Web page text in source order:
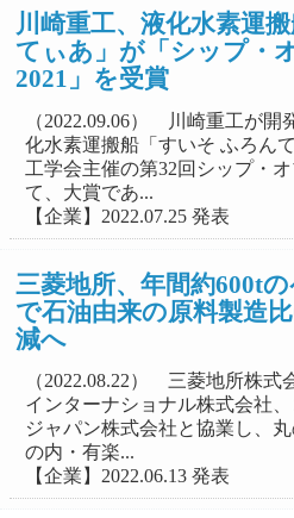
川崎重工、液化水素運
てぃあ」が「シップ・
2021」を受賞
（2022.09.06） 川崎重工が開
化水素運搬船「すいそ ふろん
工学会主催の第32回シップ・
て、大賞であ...
【企業】2022.07.25 発表
三菱地所、年間約600t
で石油由来の原料製造
減へ
（2022.08.22） 三菱地所株式
インターナショナル株式会社
ジャパン株式会社と協業し、
の内・有楽...
【企業】2022.06.13 発表